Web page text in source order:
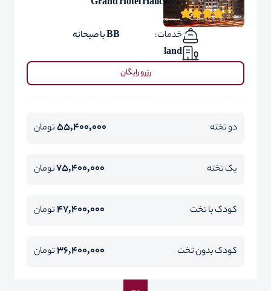
Grand Hotel Halic
خدمات:
BB با صبحانه
land
رزرو رایگان
دو تخته 55,400,000تومان
یک تخته 75,400,000تومان
کودک با تخت 47,400,000تومان
کودک بدون تخت 36,400,000تومان